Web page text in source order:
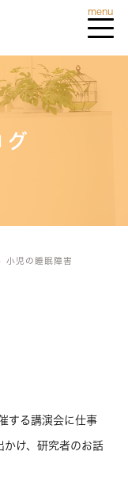
小児の睡眠障害
する講演会に仕事
かけ、研究者のお話